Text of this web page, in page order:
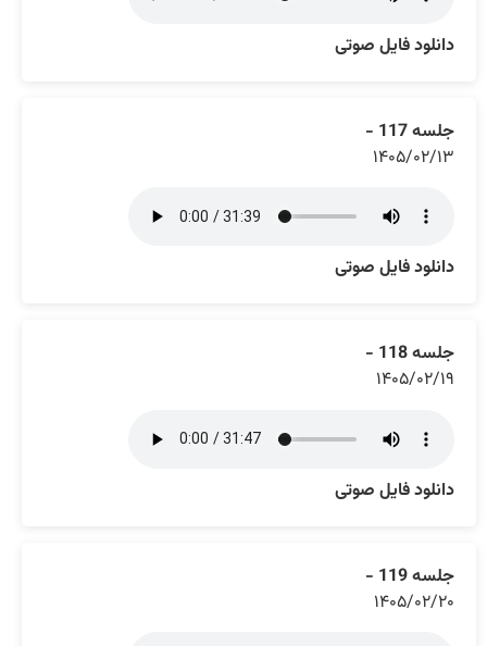
دانلود فایل صوتی
جلسه 117 -
۱۴۰۵/۰۲/۱۳
دانلود فایل صوتی
جلسه 118 -
۱۴۰۵/۰۲/۱۹
دانلود فایل صوتی
جلسه 119 -
۱۴۰۵/۰۲/۲۰